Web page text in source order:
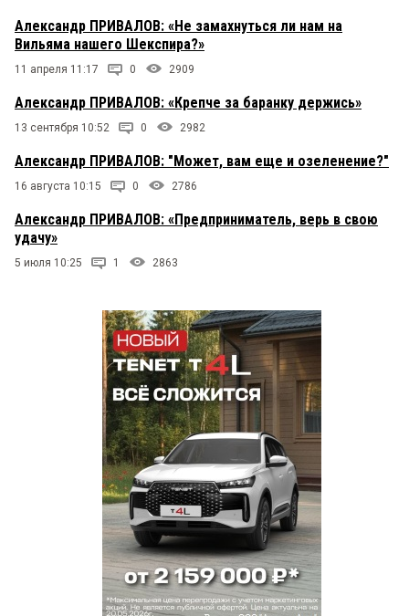
Александр ПРИВАЛОВ: «Не замахнуться ли нам на
Вильяма нашего Шекспира?»
11 апреля 11:17 0 2909
Александр ПРИВАЛОВ: «Крепче за баранку держись»
13 сентября 10:52 0 2982
Александр ПРИВАЛОВ: "Может, вам еще и озеленение?"
16 августа 10:15 0 2786
Александр ПРИВАЛОВ: «Предприниматель, верь в свою
удачу»
5 июля 10:25 1 2863